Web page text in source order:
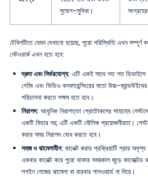
সুযোগ-সুবিধা।
টেবিলটিতে যেমন দেখানো হয়েছে, পুরো পরিস্থিতি এখন
নেটওয়ার্ক এখন হতে হবে:
দ্রুত এবং নির্ভরযোগ্য: এটি একই সাথে শত শত ডিভাইসে
গেমিং এবং ভিডিও কনফারেন্সিংয়ের মতো উচ্চ-
পরিচালনা করতে সক্ষম হতে হবে।
নিরাপদ: আধুনিক নিরাপত্তা প্রোটোকলের সাহায্যে
একটি ফিচার নয়; এটি একটি মৌলিক প্রয়োজনীয়তা।
করার সময় নিরাপদ বোধ করতে হবে।
সহজ ও ঝামেলাহীন: কানেক্ট করার প্রক্রিয়াটি প্রায়
একবার কানেক্ট করে পুরো থাকার সময়কাল জুড়ে
লগইন পেজের ঝামেলা বা বারবার পাসওয়ার্ড না দিয়ে।